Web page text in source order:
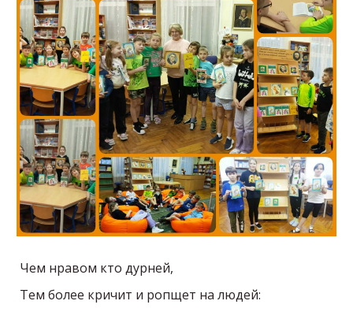
Чем нравом кто дурней,
Тем более кричит и ропщет на людей: